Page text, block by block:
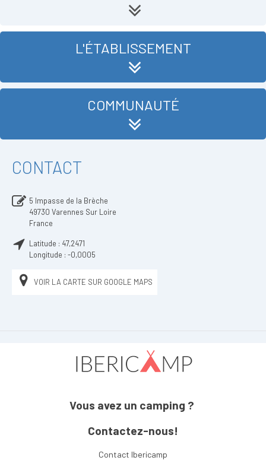
L'ÉTABLISSEMENT
COMMUNAUTÉ
CONTACT
5 Impasse de la Brèche
49730 Varennes Sur Loire
France
Latitude : 47,2471
Longitude : -0,0005
VOIR LA CARTE SUR GOOGLE MAPS
Vous avez un camping ?
Contactez-nous!
Contact Ibericamp